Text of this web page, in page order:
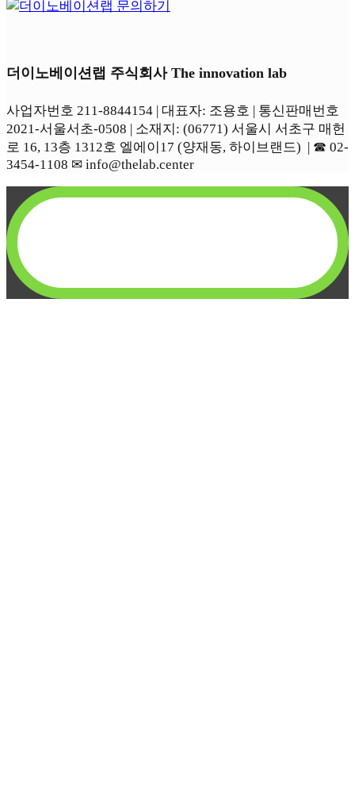
더이노베이션랩 주식회사 The innovation lab
사업자번호 211-8844154 | 대표자: 조용호 | 통신판매번호
2021-서울서초-0508 | 소재지: (06771) 서울시 서초구 매헌
로 16, 13층 1312호 엘에이17 (양재동, 하이브랜드) | ☎︎ 02-
3454-1108 ✉︎ info@thelab.center